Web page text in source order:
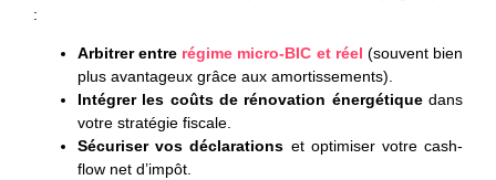
:
Arbitrer entre régime micro-BIC et réel (souvent bien
plus avantageux grâce aux amortissements).
Intégrer les coûts de rénovation énergétiquedans
votre stratégie fiscale.
Sécuriser vos déclarations et optimiser votre cash-
flow net d’impôt.